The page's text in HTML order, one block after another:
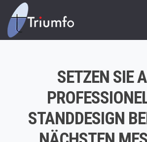
SETZEN SIE
STANDDESIGN